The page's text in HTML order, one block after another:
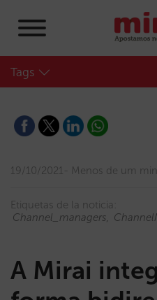
Tags
19/10/2021 Menos de um
Etiquetas de la noticia:
Channel_managers
A Mirai